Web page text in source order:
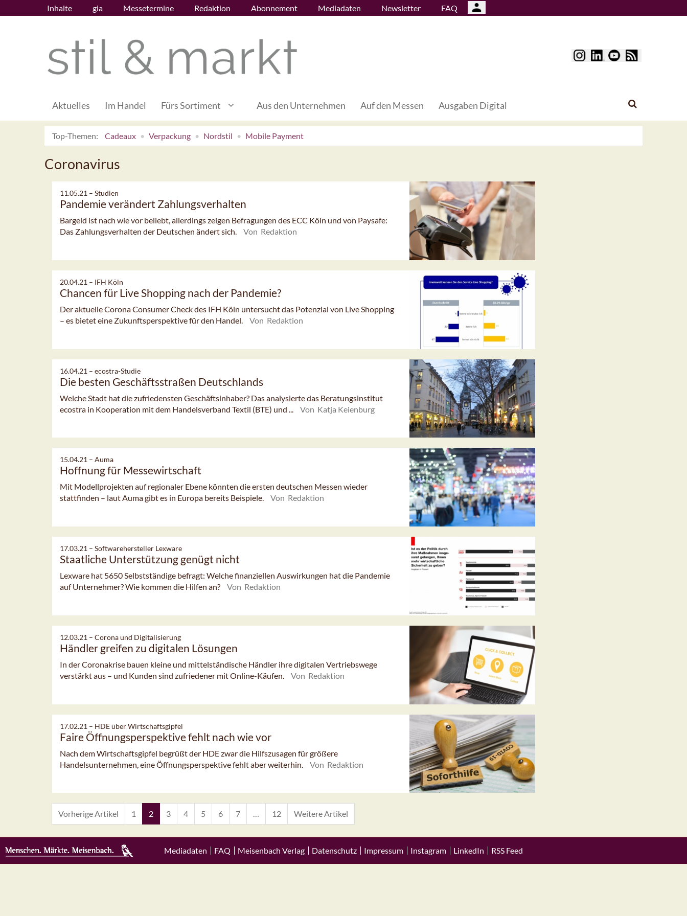
Inhalte gia Messetermine Redaktion Abonnement Mediadaten Newsletter FAQ
Aktuelles Im Handel Fürs Sortiment Aus den Unternehmen Auf den Messen Ausgaben Digital
Top-Themen: Cadeaux Verpackung Nordstil Mobile Payment
Coronavirus
11.05.21 – Studien
Pandemie verändert Zahlungsverhalten
Bargeld ist nach wie vor beliebt, allerdings zeigen Befragungen des ECC Köln und von Paysafe:
Das Zahlungsverhalten der Deutschen ändert sich.
Von Redaktion
20.04.21 – IFH Köln
Chancen für Live Shopping nach der Pandemie?
Der aktuelle Corona Consumer Check des IFH Köln untersucht das Potenzial von Live Shopping
– es bietet eine Zukunftsperspektive für den Handel.
Von Redaktion
16.04.21 – ecostra-Studie
Die besten Geschäftsstraßen Deutschlands
Welche Stadt hat die zufriedensten Geschäftsinhaber? Das analysierte das Beratungsinstitut
ecostra in Kooperation mit dem Handelsverband Textil (BTE) und ...
Von Katja Keienburg
15.04.21 – Auma
Hoffnung für Messewirtschaft
Mit Modellprojekten auf regionaler Ebene könnten die ersten deutschen Messen wieder
stattfinden – laut Auma gibt es in Europa bereits Beispiele.
Von Redaktion
17.03.21 – Softwarehersteller Lexware
Staatliche Unterstützung genügt nicht
Lexware hat 5650 Selbstständige befragt: Welche finanziellen Auswirkungen hat die Pandemie
auf Unternehmer? Wie kommen die Hilfen an?
Von Redaktion
12.03.21 – Corona und Digitalisierung
Händler greifen zu digitalen Lösungen
In der Coronakrise bauen kleine und mittelständische Händler ihre digitalen Vertriebswege
verstärkt aus – und Kunden sind zufriedener mit Online-Käufen.
Von Redaktion
17.02.21 – HDE über Wirtschaftsgipfel
Faire Öffnungsperspektive fehlt nach wie vor
Nach dem Wirtschaftsgipfel begrüßt der HDE zwar die Hilfszusagen für größere
Handelsunternehmen, eine Öffnungsperspektive fehlt aber weiterhin.
Von Redaktion
Vorherige Artikel 1 2 3 4 5 6 7 … 12 Weitere Artikel
Mediadaten FAQ Meisenbach Verlag Datenschutz Impressum Instagram LinkedIn RSS Feed